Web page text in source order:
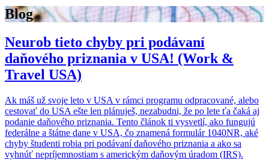
Blog
Neurob tieto chyby pri podávaní
daňového priznania v USA! (Work &
Travel USA)
Ak máš už svoje leto v USA v rámci programu odpracované, alebo
cestovať do USA ešte len plánuješ, nezabudni, že po lete ťa čaká aj
podanie daňového priznania. Tento článok ti vysvetlí, ako fungujú
federálne a štátne dane v USA, čo znamená formulár 1040NR, aké
chyby študenti robia pri podávaní daňového priznania a ako sa
vyhnúť nepríjemnostiam s americkým daňovým úradom (IRS).